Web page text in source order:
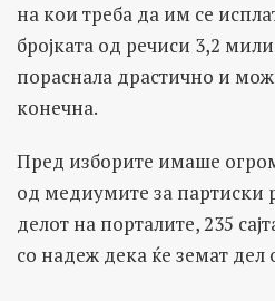
на кои треба да им се
бројката од речиси 3,2
пораснала драстично и
конечна.
Пред изборите имаше
од медиумите за партиски
делот на порталите, 235
со надеж дека ќе земат дел